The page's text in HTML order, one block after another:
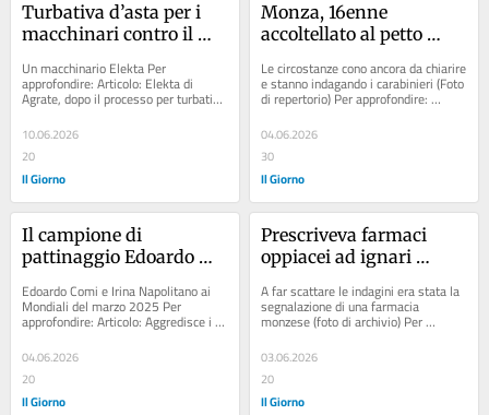
Turbativa d’asta per i
macchinari contro il
multinazionale Elekta
Un macchinario Elekta Per
approfondire: Articolo: Elekta di
Agrate, dopo il processo per turbativa
d’asta chiuso dalla prescrizione
arriva...
10.06.2026
20
Il Giorno
Monza, 16enne
accoltellato al petto
promozione in Serie A:
indagano i carabinieri
Le circostanze cono ancora da chiarire
e stanno indagando i carabinieri (Foto
di repertorio) Per approfondire:
Articolo: Monza, è festa per...
04.06.2026
30
Il Giorno
Il campione di
pattinaggio Edoardo
strappargli la catenina:
“C’era gente in stazione,
intervenuto”
Edoardo Comi e Irina Napolitano ai
Mondiali del marzo 2025 Per
approfondire: Articolo: Aggredisce i
sanitari. Denunciato Articolo: ...
04.06.2026
20
Il Giorno
Prescriveva farmaci
oppiacei ad ignari
seminfermo di mente
A far scattare le indagini era stata la
segnalazione di una farmacia
monzese (foto di archivio) Per
approfondire: Articolo: Monza,...
03.06.2026
20
Il Giorno